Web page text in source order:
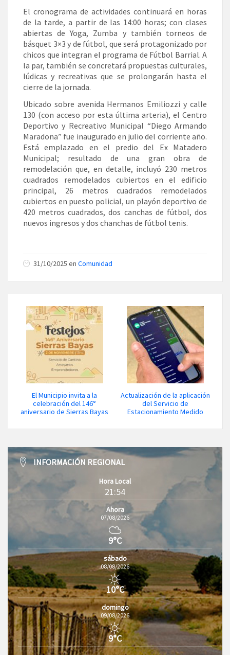
El cronograma de actividades continuará en horas
de la tarde, a partir de las 14:00 horas; con clases
abiertas de Yoga, Zumba y también torneos de
básquet 3×3 y de fútbol, que será protagonizado por
chicos que integran el programa de Fútbol Barrial. A
la par, también se concretará propuestas culturales,
lúdicas y recreativas que se prolongarán hasta el
cierre de la jornada.
Ubicado sobre avenida Hermanos Emiliozzi y calle
130 (con acceso por esta última arteria), el Centro
Deportivo y Recreativo Municipal “Diego Armando
Maradona” fue inaugurado en julio del corriente año.
Está emplazado en el predio del Ex Matadero
Municipal; resultado de una gran obra de
remodelación que, en detalle, incluyó 230 metros
cuadrados remodelados cubiertos en el edificio
principal, 26 metros cuadrados remodelados
cubiertos en puesto policial, un playón deportivo de
420 metros cuadrados, dos canchas de fútbol, dos
nuevos ingresos y dos chanchas de fútbol tenis.
31/10/2025 en Comunidad
El Municipio invita a la
celebración del 146°
aniversario de Sierras Bayas
Actualización de la aplicación
del Servicio de
Estacionamiento Medido
INFORMACIÓN REGIONAL
Hora Local
21:54
Ahora
07/08/2026
9°C
sábado
08/08/2026
10°C
domingo
09/08/2026
9°C